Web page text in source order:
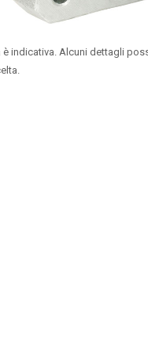
è indicativa. Alcuni dettagli